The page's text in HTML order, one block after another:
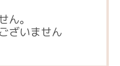
ん。
ざいません